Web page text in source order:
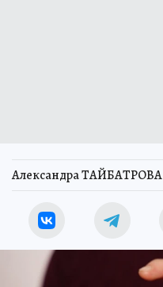
Александра ТАЙБАТРОВА